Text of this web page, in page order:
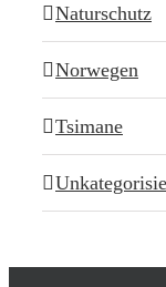
Naturschutz
Norwegen
Tsimane